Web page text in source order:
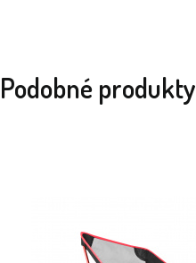
Podobné produkty